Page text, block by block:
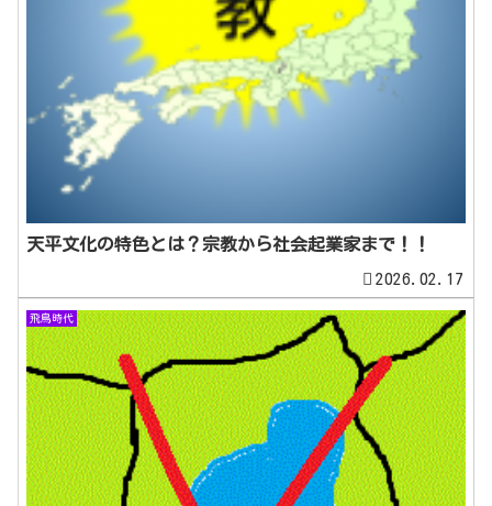
天平文化の特色とは？宗教から社会起業家まで！！
2026.02.17
飛鳥時代